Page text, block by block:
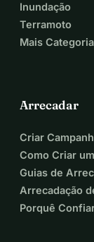
Inundação
Terramoto
Mais
Arrecadar
Criar
Como Criar
Guias de
Arrecadação
Porquê